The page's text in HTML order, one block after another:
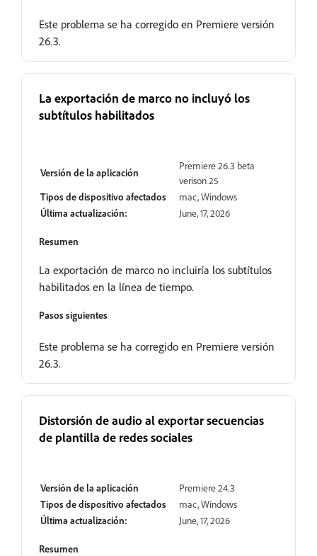
Este problema se ha corregido en Premiere versión
26.3.
La exportación de marco no incluyó los
subtítulos habilitados
Versión de la aplicación
Premiere 26.3 beta
verison 25
Tipos de dispositivo afectados
mac, Windows
Última actualización:
June, 17, 2026
Resumen
La exportación de marco no incluiría los subtítulos
habilitados en la línea de tiempo.
Pasos siguientes
Este problema se ha corregido en Premiere versión
26.3.
Distorsión de audio al exportar secuencias
de plantilla de redes sociales
Versión de la aplicación
Premiere 24.3
Tipos de dispositivo afectados
mac, Windows
Última actualización:
June, 17, 2026
Resumen